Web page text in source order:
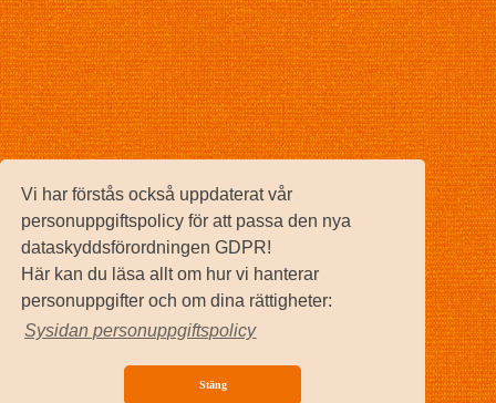
Vi har förstås också uppdaterat vår
personuppgiftspolicy för att passa den nya
dataskyddsförordningen GDPR!
Här kan du läsa allt om hur vi hanterar
personuppgifter och om dina rättigheter:
Sysidan personuppgiftspolicy
Stäng